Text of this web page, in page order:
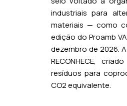
industriais para
materiais — como
edição do Proamb
dezembro de 2026.
RECONHECE,
resíduos para
CO2 equivalente.